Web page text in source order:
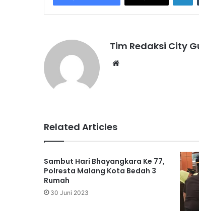
Tim Redaksi City
Related Articles
Sambut Hari Bhayangkara Ke 77,
Polresta Malang Kota Bedah 3
Rumah
30 Juni 2023